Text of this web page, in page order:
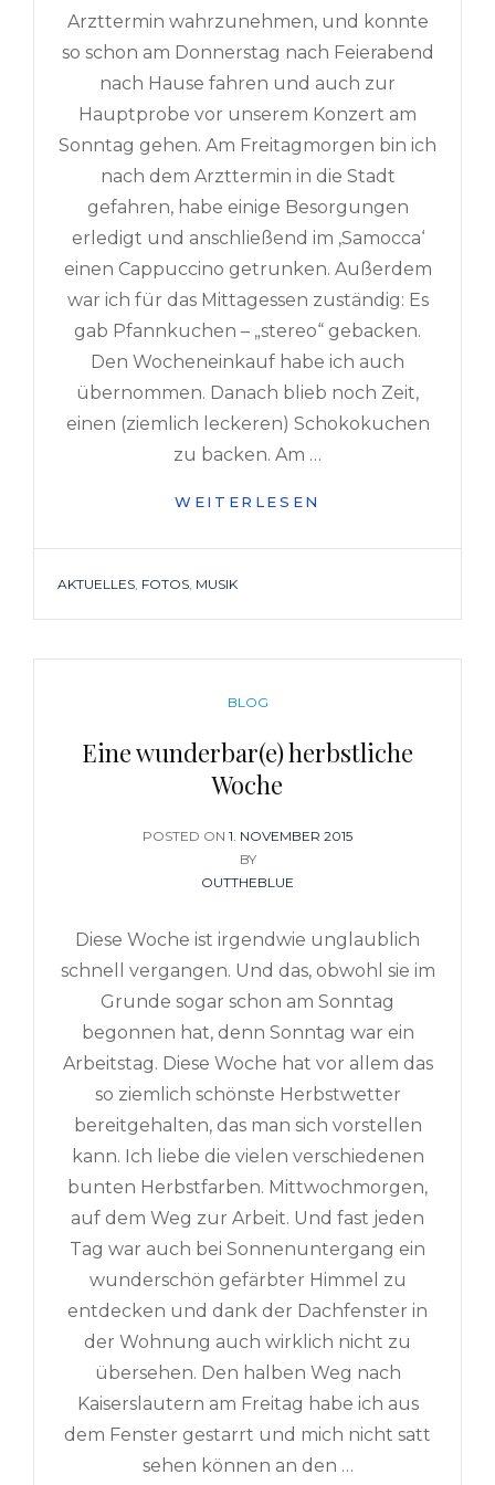
Arzttermin wahrzunehmen, und konnte
so schon am Donnerstag nach Feierabend
nach Hause fahren und auch zur
Hauptprobe vor unserem Konzert am
Sonntag gehen. Am Freitagmorgen bin ich
nach dem Arzttermin in die Stadt
gefahren, habe einige Besorgungen
erledigt und anschließend im ‚Samocca‘
einen Cappuccino getrunken. Außerdem
war ich für das Mittagessen zuständig: Es
gab Pfannkuchen – „stereo“ gebacken.
Den Wocheneinkauf habe ich auch
übernommen. Danach blieb noch Zeit,
einen (ziemlich leckeren) Schokokuchen
zu backen. Am …
WEITERLESEN
IN
TAGS
AKTUELLES FOTOS MUSIK
CATEGORIES
BLOG
Eine wunderbar(e) herbstliche
Woche
POSTED ON POSTED
ON
1. NOVEMBER 2015
BY
OUTTHEBLUE
Diese Woche ist irgendwie unglaublich
schnell vergangen. Und das, obwohl sie im
Grunde sogar schon am Sonntag
begonnen hat, denn Sonntag war ein
Arbeitstag. Diese Woche hat vor allem das
so ziemlich schönste Herbstwetter
bereitgehalten, das man sich vorstellen
kann. Ich liebe die vielen verschiedenen
bunten Herbstfarben. Mittwochmorgen,
auf dem Weg zur Arbeit. Und fast jeden
Tag war auch bei Sonnenuntergang ein
wunderschön gefärbter Himmel zu
entdecken und dank der Dachfenster in
der Wohnung auch wirklich nicht zu
übersehen. Den halben Weg nach
Kaiserslautern am Freitag habe ich aus
dem Fenster gestarrt und mich nicht satt
sehen können an den …